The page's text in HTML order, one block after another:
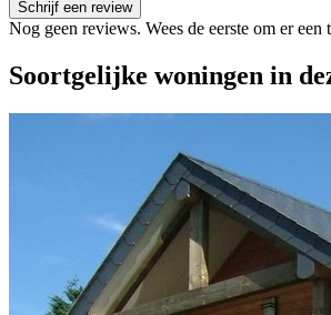
Schrijf een review
Nog geen reviews. Wees de eerste om er een
Soortgelijke woningen in